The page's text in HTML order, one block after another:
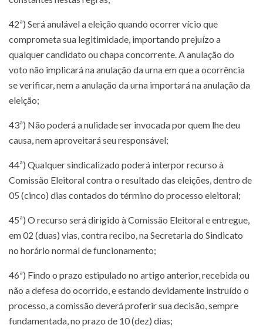
42ª) Será anulável a eleição quando ocorrer vício que
comprometa sua legitimidade, importando prejuízo a
qualquer candidato ou chapa concorrente. A anulação do
voto não implicará na anulação da urna em que a ocorrência
se verificar, nem a anulação da urna importará na anulação da
eleição;
43ª) Não poderá a nulidade ser invocada por quem lhe deu
causa, nem aproveitará seu responsável;
44ª) Qualquer sindicalizado poderá interpor recurso à
Comissão Eleitoral contra o resultado das eleições, dentro de
05 (cinco) dias contados do término do processo eleitoral;
45ª) O recurso será dirigido à Comissão Eleitoral e entregue,
em 02 (duas) vias, contra recibo, na Secretaria do Sindicato
no horário normal de funcionamento;
46ª) Findo o prazo estipulado no artigo anterior, recebida ou
não a defesa do ocorrido, e estando devidamente instruído o
processo, a comissão deverá proferir sua decisão, sempre
fundamentada, no prazo de 10 (dez) dias;